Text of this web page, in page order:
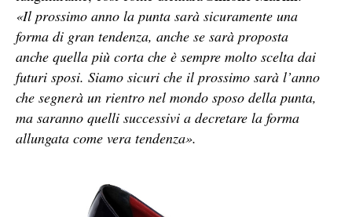
«Il prossimo anno la punta sarà sicuramente una
forma di gran tendenza, anche se sarà proposta
anche quella più corta che è sempre molto scelta dai
futuri sposi. Siamo sicuri che il prossimo sarà l’anno
che segnerà un rientro nel mondo sposo della punta,
ma saranno quelli successivi a decretare la forma
allungata come vera tendenza».